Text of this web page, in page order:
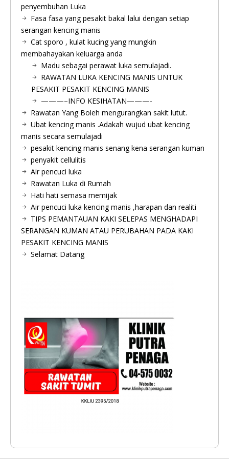
penyembuhan Luka
Fasa fasa yang pesakit bakal lalui dengan setiap
serangan kencing manis
Cat sporo , kulat kucing yang mungkin
membahayakan keluarga anda
Madu sebagai perawat luka semulajadi.
RAWATAN LUKA KENCING MANIS UNTUK
PESAKIT PESAKIT KENCING MANIS
———–INFO KESIHATAN———-
Rawatan Yang Boleh mengurangkan sakit lutut.
Ubat kencing manis .Adakah wujud ubat kencing
manis secara semulajadi
pesakit kencing manis senang kena serangan kuman
penyakit cellulitis
Air pencuci luka
Rawatan Luka di Rumah
Hati hati semasa memijak
Air pencuci luka kencing manis ,harapan dan realiti
TIPS PEMANTAUAN KAKI SELEPAS MENGHADAPI
SERANGAN KUMAN ATAU PERUBAHAN PADA KAKI
PESAKIT KENCING MANIS
Selamat Datang